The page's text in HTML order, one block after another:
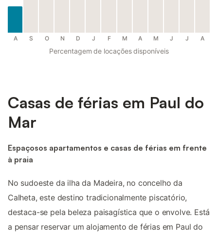
A S O N D J F M A M J J A
Percentagem de locações disponíveis
Casas de férias em Paul do
Mar
Espaçosos apartamentos e casas de férias em frente
à praia
No sudoeste da ilha da Madeira, no concelho da
Calheta, este destino tradicionalmente piscatório,
destaca-se pela beleza paisagística que o envolve. Está
a pensar reservar um alojamento de férias em Paul do